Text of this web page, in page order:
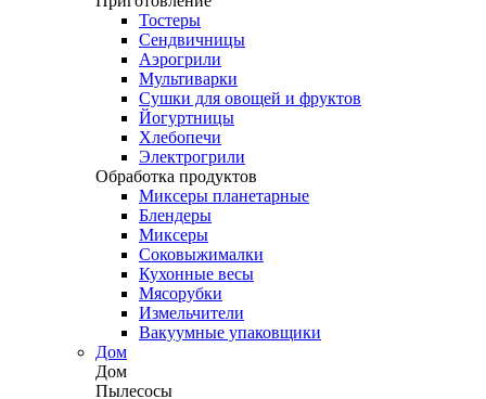
Тостеры
Сендвичницы
Аэрогрили
Мультиварки
Сушки для овощей и фруктов
Йогуртницы
Хлебопечи
Электрогрили
Обработка продуктов
Миксеры планетарные
Блендеры
Миксеры
Соковыжималки
Кухонные весы
Мясорубки
Измельчители
Вакуумные упаковщики
Дом
Дом
Пылесосы